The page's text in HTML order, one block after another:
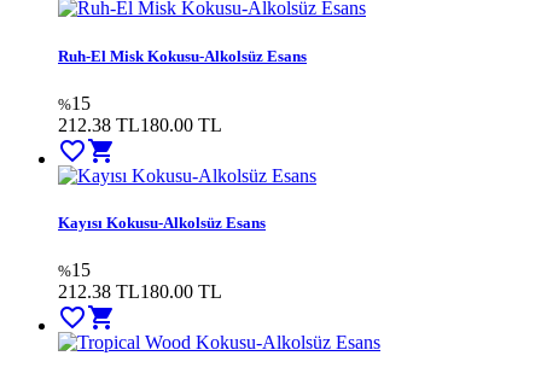
Ruh-El Misk Kokusu-Alkolsüz Esans
%15
212.38 TL180.00 TL
favorite_bordershopping_cart
Kayısı Kokusu-Alkolsüz Esans
%15
212.38 TL180.00 TL
favorite_bordershopping_cart